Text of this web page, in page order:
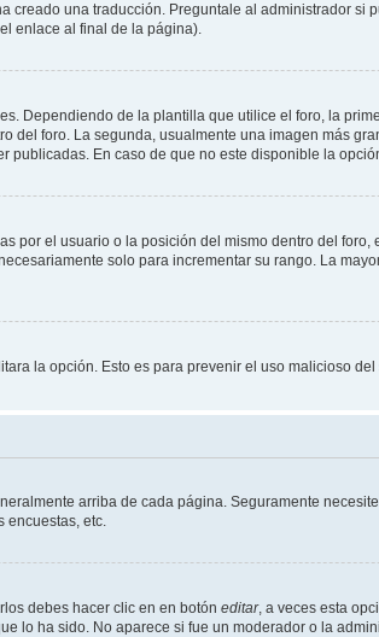
una traducción. Preguntale al administrador
enlace al final de la página).
Dependiendo de la plantilla que utilice el foro, la
foro. La segunda, usualmente una imagen más
En caso de que no este disponible la
el usuario o la posición del mismo dentro del
solo para incrementar su rango. La
la opción. Esto es para prevenir el uso malicioso
arriba de cada página. Seguramente
encuestas, etc.
debes hacer clic en en botón editar, a veces esta
lo ha sido. No aparece si fue un moderador o la